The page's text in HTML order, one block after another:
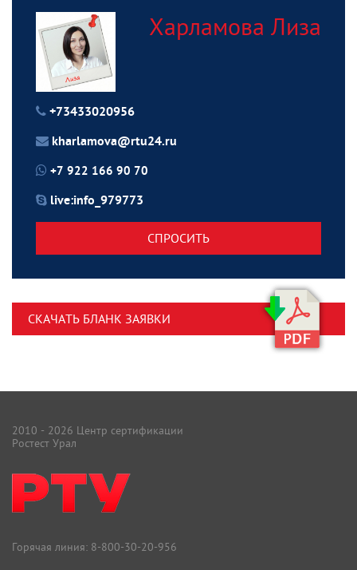
Харламова Лиза
+73433020956
kharlamova@rtu24.ru
+7 922 166 90 70
live:info_979773
СПРОСИТЬ
СКАЧАТЬ БЛАНК ЗАЯВКИ
2010 - 2026 Центр сертификации
Ростест Урал
Горячая линия: 8-800-30-20-956